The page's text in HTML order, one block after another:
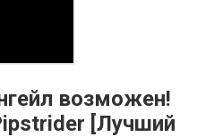
возможен!
[Лучший